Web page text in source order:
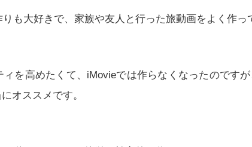
も大好きで、家族や友人と行った旅動画をよく作っ
を高めたくて、iMovieでは作らなくなったのです
オススメです。